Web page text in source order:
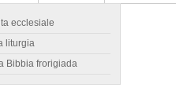
ecclesiale
liturgia
Bibbia frorigiada
di fichi